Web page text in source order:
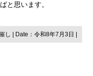
と思います。
し | Date：令和8年7月3日 |